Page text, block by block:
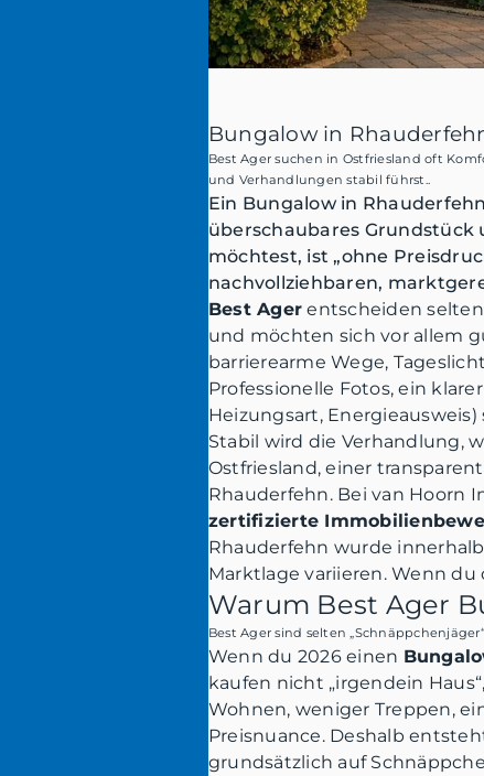
Bungalow in
Best Ager suchen in Ostfriesland oft
und Verhandlungen stabil führst..
Ein Bungalow in
überschaubares Grundstück
möchtest, ist „ohne
nachvollziehbaren,
Best Ager entscheiden
und möchten sich vor allem
barrierearme Wege,
Professionelle Fotos, ein
Heizungsart,
Stabil wird die Verhandlung,
Ostfriesland, einer
Rhauderfehn. Bei van Hoorn
zertifizierte
Rhauderfehn wurde
Marktlage variieren. Wenn du
Warum Best Ager
Best Ager sind selten
Wenn du 2026 einen
kaufen nicht „irgendein
Wohnen, weniger Treppen,
Preisnuance. Deshalb
grundsätzlich auf